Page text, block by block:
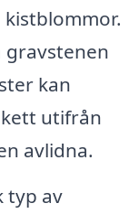
gravstenen
kan
utifrån
avlidna.
typ av